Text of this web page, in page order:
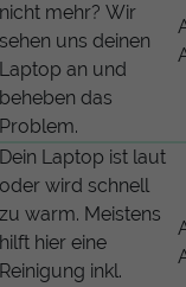
nicht mehr? Wir
sehen uns deinen
Laptop an und
beheben das
Problem.
Dein Laptop ist laut
oder wird schnell
zu warm. Meistens
hilft hier eine
Reinigung inkl.